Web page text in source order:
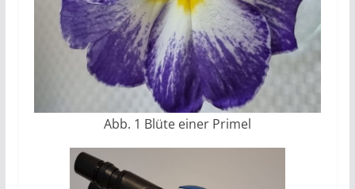
Abb. 1 Blüte einer Primel